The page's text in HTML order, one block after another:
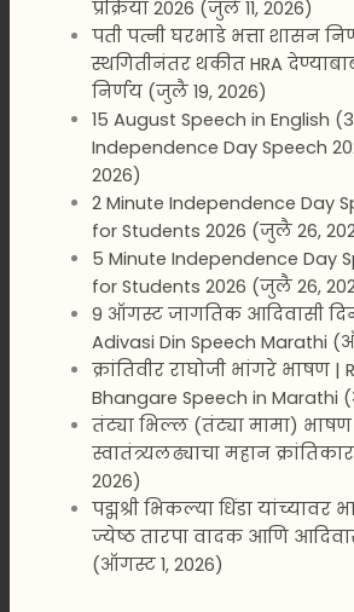
प्रक्रिया 2026 (जुलै 11, 2026)
पती पत्नी घरभाडे भत्ता शासन
स्थगितीनंतर थकीत HRA
निर्णय (जुलै 19, 2026)
15 August Speech in English
Independence Day Speech
2026)
2 Minute Independence Day
for Students 2026 (जुलै 26,
5 Minute Independence Day
for Students 2026 (जुलै 26,
9 ऑगस्ट जागतिक आदिवासी
Adivasi Din Speech Marathi
क्रांतिवीर राघोजी भांगरे भाषण |
Bhangare Speech in Marathi
तंट्या भिल्ल (तंट्या मामा)
स्वातंत्र्यलढ्याचा महान
2026)
पद्मश्री भिकल्या धिंडा
ज्येष्ठ तारपा वादक आणि
(ऑगस्ट 1, 2026)